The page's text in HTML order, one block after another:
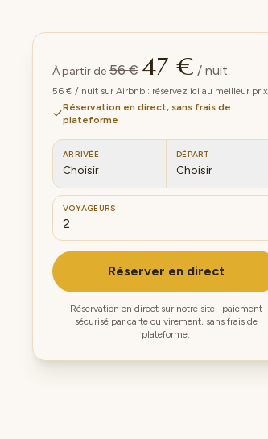
À partir de 56 € 47 € / nuit
56 € / nuit sur Airbnb : réservez ici au meilleur prix
Réservation en direct, sans frais de
plateforme
ARRIVÉE
Choisir
DÉPART
Choisir
VOYAGEURS
Réserver en direct
Réservation en direct sur notre site · paiement
sécurisé par carte ou virement, sans frais de
plateforme.